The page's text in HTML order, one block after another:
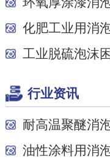
工业脱硫泡沫
行业资讯